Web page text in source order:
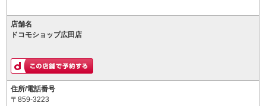
店舗名
ドコモショップ広田店
住所/電話番号
〒859-3223